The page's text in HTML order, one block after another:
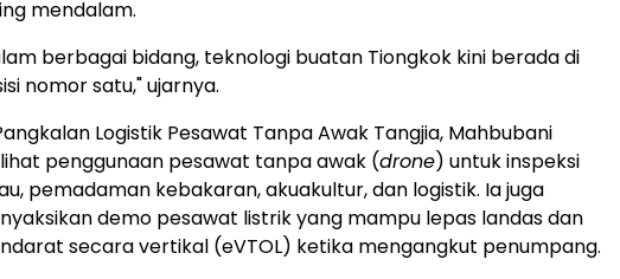
mendalam.
berbagai bidang, teknologi buatan Tiongkok kini berada di
nomor satu," ujarnya.
Logistik Pesawat Tanpa Awak Tangjia, Mahbubani
penggunaan pesawat tanpa awak (drone) untuk inspeksi
pemadaman kebakaran, akuakultur, dan logistik. Ia juga
demo pesawat listrik yang mampu lepas landas dan
secara vertikal (eVTOL) ketika mengangkut penumpang.